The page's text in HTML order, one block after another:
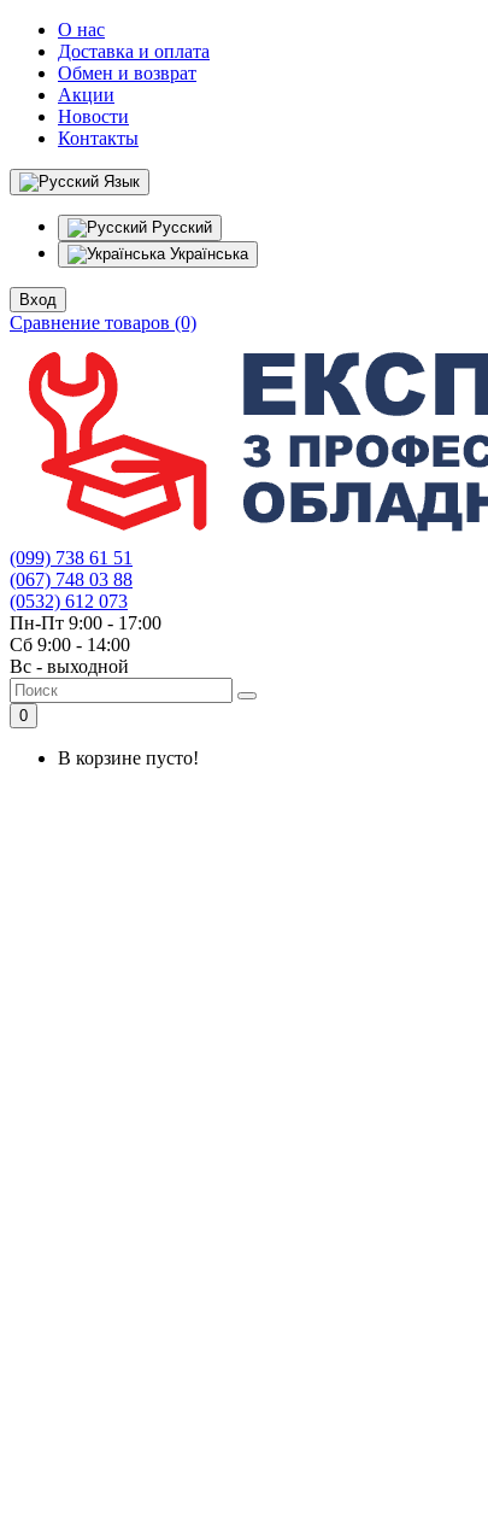
О нас
Доставка и оплата
Обмен и возврат
Акции
Новости
Контакты
Язык
Русский
Українська
Вход
Сравнение товаров (0)
(099) 738 61 51
(067) 748 03 88
(0532) 612 073
Пн-Пт 9:00 - 17:00
Сб 9:00 - 14:00
Вс - выходной
0
В корзине пусто!